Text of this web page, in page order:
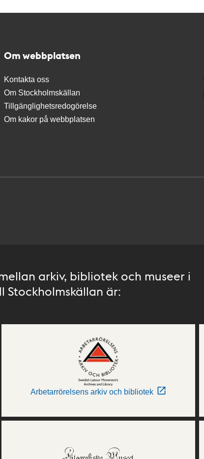
Om webbplatsen
Kontakta oss
Om Stockholmskällan
Tillgänglighetsredogörelse
Om kakor på webbplatsen
arkiv, bibliotek och museer i
Stockholmskällan är:
Arbetarrörelsens arkiv och bibliotek